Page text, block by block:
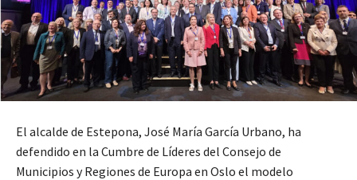
El alcalde de Estepona, José María García Urbano, ha
defendido en la Cumbre de Líderes del Consejo de
Municipios y Regiones de Europa en Oslo el modelo